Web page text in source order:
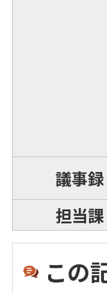
議事録
担当課
この